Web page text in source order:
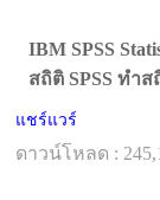
IBM SPSS
สถิติ SPSS ทำส
แชร์แวร์
ดาวน์โหลด :